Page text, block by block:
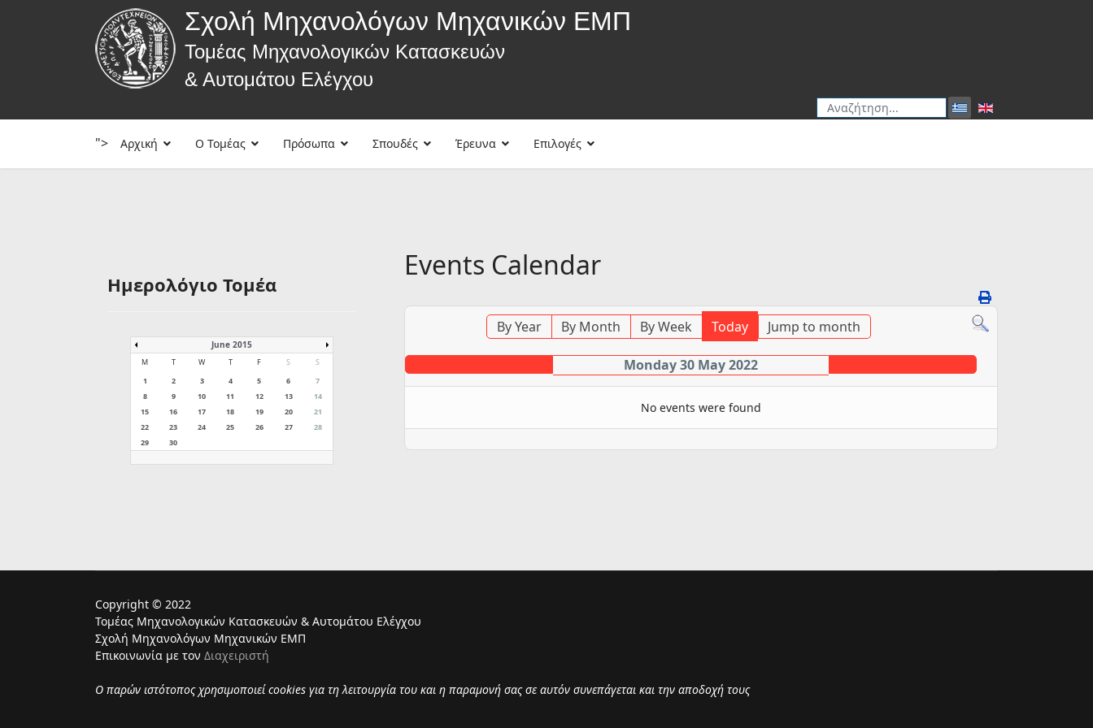
Σχολή Μηχανολόγων Μηχανικών ΕΜΠ
Τομέας Μηχανολογικών Κατασκευών
& Αυτομάτου Ελέγχου
Αναζήτηση
">
Αρχική Ο Τομέας Πρόσωπα Σπουδές Έρευνα Επιλογές
Ημερολόγιο Τομέα
June 2015
M T W T F S
S
1
2 3 4 5 6
7
8
9 10 11 12 13
14
15
16 17 18 19 20
21
22
23 24 25 26 27
28
29
30
Events Calendar
By Year By Month By Week Today Jump to month
Monday 30 May 2022
No events were found
Copyright © 2022
Τομέας Μηχανολογικών Κατασκευών & Αυτομάτου Ελέγχου
Σχολή Μηχανολόγων Μηχανικών ΕΜΠ
Επικοινωνία με τον Διαχειριστή
Ο παρών ιστότοπος χρησιμoποιεί cookies για τη λειτουργία του και η παραμονή σας σε αυτόν συνεπάγεται και την αποδοχή τους